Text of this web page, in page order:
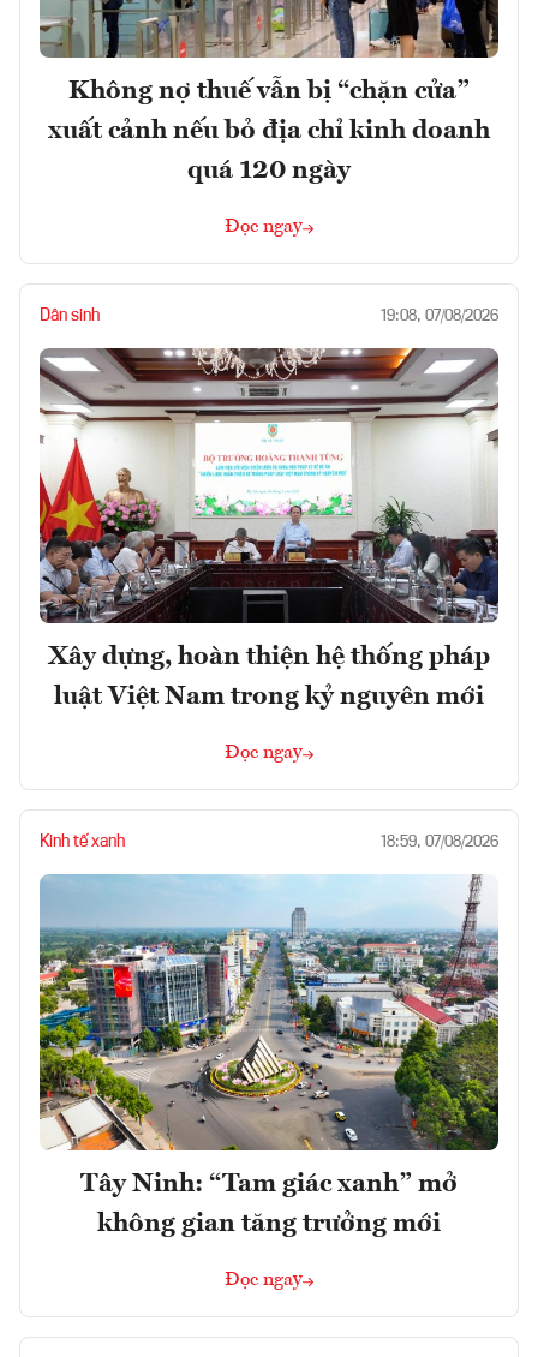
Không nợ thuế vẫn bị “chặn cửa”
xuất cảnh nếu bỏ địa chỉ kinh doanh
quá 120 ngày
Đọc ngay
Dân sinh 19:08, 07/08/2026
Xây dựng, hoàn thiện hệ thống pháp
luật Việt Nam trong kỷ nguyên mới
Đọc ngay
Kinh tế xanh 18:59, 07/08/2026
Tây Ninh: “Tam giác xanh” mở
không gian tăng trưởng mới
Đọc ngay